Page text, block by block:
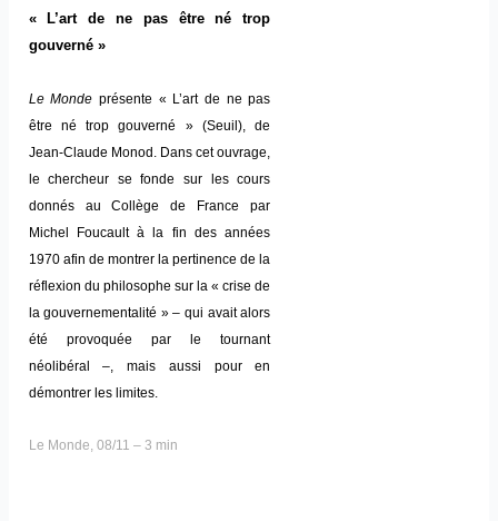
« L’art de ne pas être né trop
gouverné »
Le Monde présente « L’art de ne pas
être né trop gouverné » (Seuil), de
Jean-Claude Monod. Dans cet ouvrage,
le chercheur se fonde sur les cours
donnés au Collège de France par
Michel Foucault à la fin des années
1970 afin de montrer la pertinence de la
réflexion du philosophe sur la « crise de
la gouvernementalité » – qui avait alors
été provoquée par le tournant
néolibéral –, mais aussi pour en
démontrer les limites.
Le Monde, 08/11 – 3 min